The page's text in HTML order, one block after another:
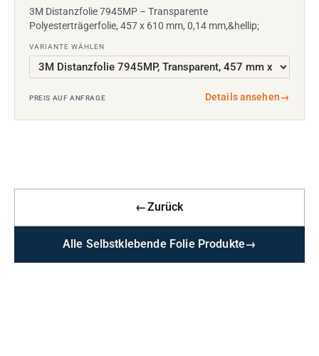
3M Distanzfolie 7945MP – Transparente
Polyesterträgerfolie, 457 x 610 mm, 0,14 mm,&hellip;
VARIANTE WÄHLEN
PREIS AUF ANFRAGE Details ansehen→
←Zurück
Alle Selbstklebende Folie Produkte→